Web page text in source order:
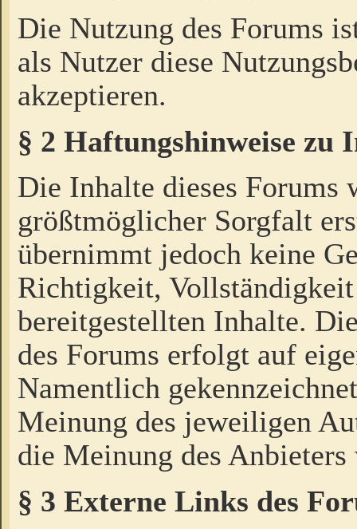
Die Nutzung des Forums
als Nutzer diese
akzeptieren.
§ 2 Haftungshinweise zu
Die Inhalte dieses Forums
größtmöglicher Sorgfalt
übernimmt jedoch keine
Richtigkeit,
bereitgestellten Inhalte.
des Forums erfolgt auf
Namentlich
Meinung des jeweiligen
die Meinung des Anbieters
§ 3 Externe Links des